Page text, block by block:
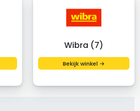
Wibra (7)
Bekijk winkel →